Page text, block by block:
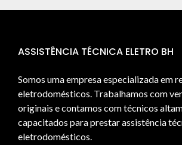
ASSISTÊNCIA TÉCNICA ELETRO BH
Somos uma empresa especializada em
eletrodomésticos. Trabalhamos com
originais e contamos com técnicos
capacitados para prestar assistência
eletrodomésticos.